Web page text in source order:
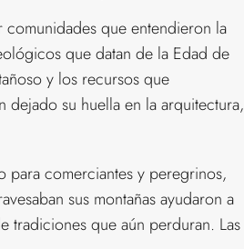
que entendieron la
que datan de la Edad de
y los recursos que
dejado su huella en la arquitectura,
para comerciantes y peregrinos,
sus montañas ayudaron a
tradiciones que aún perduran. Las